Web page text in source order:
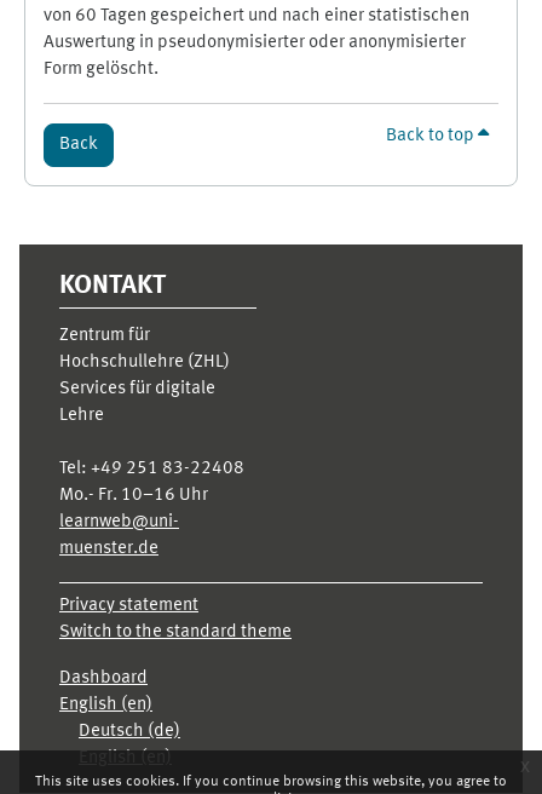
This site uses cookies. If you continue browsing this website, you agree to
x
von 60 Tagen gespeichert und nach einer statistischen
Auswertung in pseudonymisierter oder anonymisierter
Form gelöscht.
Back Back to top
KONTAKT
Zentrum für
Hochschullehre (ZHL)
Services für digitale
Lehre
Tel: +49 251 83-22408
Mo.- Fr. 10–16 Uhr
learnweb@uni-
muenster.de
Privacy statement
Switch to the standard theme
Dashboard
English ‎(en)‎
Deutsch ‎(de)‎